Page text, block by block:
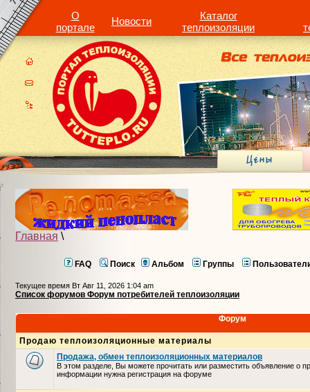
О
портале
Новости
Каталог
теплоизоляции
Главная \
FAQ Поиск Альбом Группы
Текущее время Вт Авг 11, 2026 1:04 am
Список форумов Форум потребителей теплоизоляции
Форум
Продаю теплоизоляционные материалы
Продажа, обмен теплоизоляционных материалов
В этом разделе, Вы можете прочитать или разместить объявление о
информации нужна регистрация на форуме